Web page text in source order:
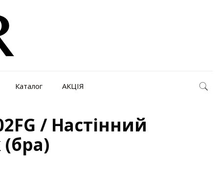
Каталог АКЦІЯ
/ Настінний
(бра)